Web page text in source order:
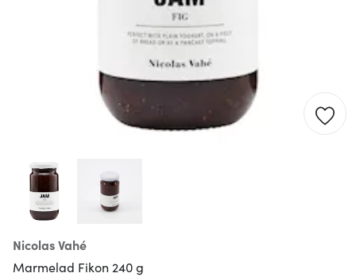
Nicolas Vahé
Marmelad Fikon 240 g